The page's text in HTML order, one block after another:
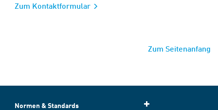
Zum Kontaktformular
Zum Seitenanfang
Normen & Standards